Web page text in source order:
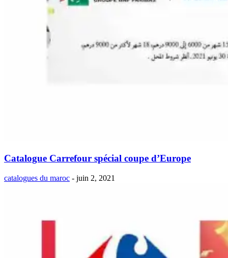
Catalogue Carrefour spécial coupe d’Europe
catalogues du maroc - juin 2, 2021